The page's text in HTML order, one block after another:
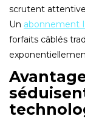
scrutent
Un abonnement
forfaits câblés